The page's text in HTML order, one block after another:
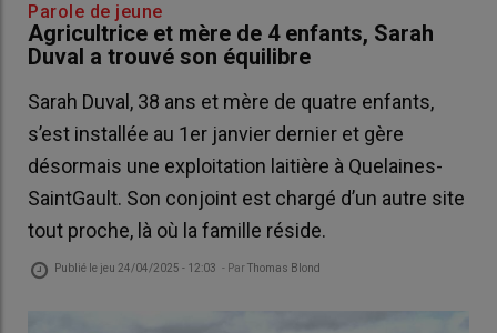
Parole de jeune
Agricultrice et mère de 4 enfants, Sarah
Duval a trouvé son équilibre
Sarah Duval, 38 ans et mère de quatre enfants,
s’est installée au 1er janvier dernier et gère
désormais une exploitation laitière à Quelaines-
SaintGault. Son conjoint est chargé d’un autre site
tout proche, là où la famille réside.
Publié le jeu 24/04/2025 - 12:03 - ParThomas Blond